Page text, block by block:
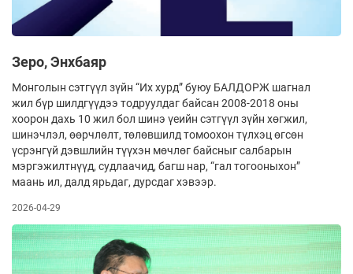
Зеро, Энхбаяр
Монголын сэтгүүл зүйн “Их хурд” буюу БАЛДОРЖ шагнал
жил бүр шилдгүүдээ тодруулдаг байсан 2008-2018 оны
хоорон дахь 10 жил бол шинэ үеийн сэтгүүл зүйн хөгжил,
шинэчлэл, өөрчлөлт, төлөвшилд томоохон түлхэц өгсөн
үсрэнгүй дэвшлийн түүхэн мөчлөг байсныг салбарын
мэргэжилтнүүд, судлаачид, багш нар, “гал тогооныхон”
маань ил, далд ярьдаг, дурсдаг хэвээр.
2026-04-29